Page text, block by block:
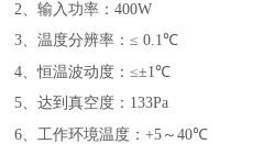
2、输入功率：400W
3、温度分辨率：≤ 0.1℃
4、恒温波动度：≤±1℃
5、达到真空度： 133Pa
6、工作环境温度：+5 ～40℃